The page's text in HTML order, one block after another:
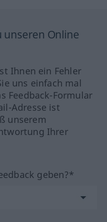
unseren Online
Ihnen ein Fehler
uns einfach mal
Feedback-Formular
Adresse ist
unserem
Ihrer
geben?*